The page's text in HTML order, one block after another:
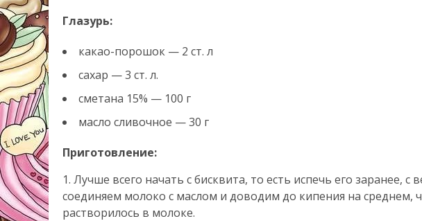
Глазурь:
какао-порошок — 2 ст. л
сахар — 3 ст. л.
сметана 15% — 100 г
масло сливочное — 30 г
Приготовление:
1. Лучше всего начать с бисквита, то есть испечь его заранее, с
соединяем молоко с маслом и доводим до кипения на среднем,
растворилось в молоке.